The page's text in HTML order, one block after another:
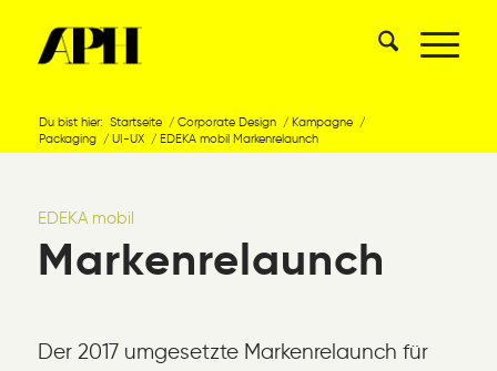
Du bist hier: Startseite / Corporate Design / Kampagne /
Packaging / UI-UX / EDEKA mobil Markenrelaunch
EDEKA mobil
Markenrelaunch
Der 2017 umgesetzte Markenrelaunch für